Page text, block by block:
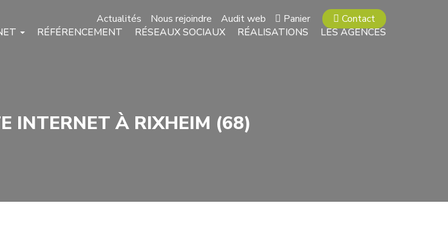
Contact
Actualités Nous rejoindre Audit web
Panier
RÉFÉRENCEMENT RÉSEAUX SOCIAUX RÉALISATIONS LES AGENCES
INTERNET À RIXHEIM (68)